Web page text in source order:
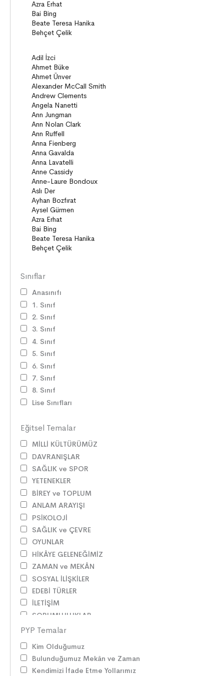
Diziler
Behiç Ak Yetişkin Kitapları
Öykü
Sınıflar
Anasınıfı
1. Sınıf
2. Sınıf
3. Sınıf
4. Sınıf
5. Sınıf
6. Sınıf
7. Sınıf
8. Sınıf
Lise Sınıfları
Eğitsel Temalar
MİLLİ KÜLTÜRÜMÜZ
DAVRANIŞLAR
SAĞLIK ve SPOR
YETENEKLER
BİREY ve TOPLUM
ANLAM ARAYIŞI
PSİKOLOJİ
SAĞLIK ve ÇEVRE
OYUNLAR
HİKÂYE GELENEĞİMİZ
ZAMAN ve MEKÂN
SOSYAL İLİŞKİLER
EDEBİ TÜRLER
İLETİŞİM
SORUMLULUKLAR
SÖZ VARLIĞI
ATATÜRK
LİDERLER
PYP Temalar
Kim Olduğumuz
Bulunduğumuz Mekân ve Zaman
Kendimizi İfade Etme Yollarımız